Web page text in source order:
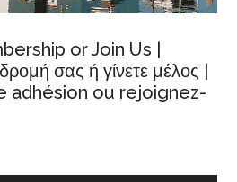
or Join Us |
σας ή γίνετε μέλος |
adhésion ou rejoignez-